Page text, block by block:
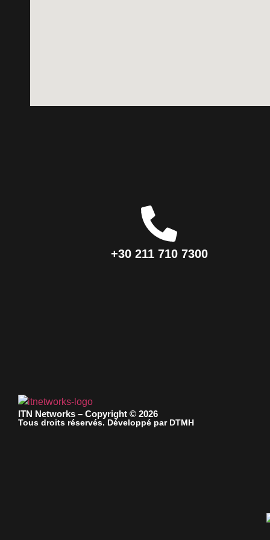
+30 211 710 7300
ITN Networks – Copyright © 2026
Tous droits réservés. Développé par DTMH